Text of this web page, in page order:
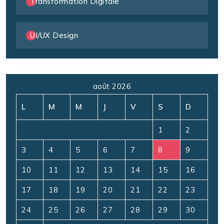
UI/UX Design
août 2026
L M M J V S D
1 2
3 4 5 6 7 8 9
10 11 12 13 14 15 16
17 18 19 20 21 22 23
24 25 26 27 28 29 30